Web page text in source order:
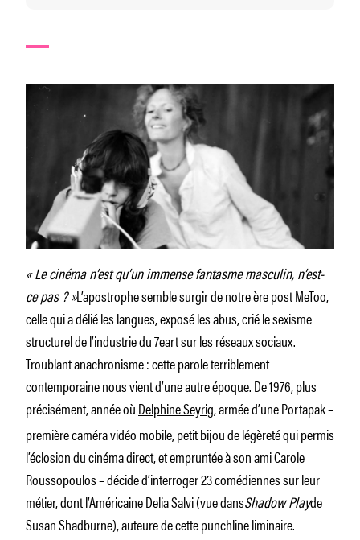
« Le cinéma n’est qu’un immense fantasme masculin, n’est-
ce pas ? »L’apostrophe semble surgir de notre ère post MeToo,
celle qui a délié les langues, exposé les abus, crié le sexisme
structurel de l’industrie du 7eart sur les réseaux sociaux.
Troublant anachronisme : cette parole terriblement
contemporaine nous vient d’une autre époque. De 1976, plus
précisément, année oùDelphine Seyrig, armée d’une Portapak –
première caméra vidéo mobile, petit bijou de légèreté qui permis
l’éclosion du cinéma direct, et empruntée à son ami Carole
Roussopoulos – décide d’interroger 23 comédiennes sur leur
métier, dont l’Américaine Delia Salvi (vue dansShadow Playde
Susan Shadburne), auteure de cette punchline liminaire.